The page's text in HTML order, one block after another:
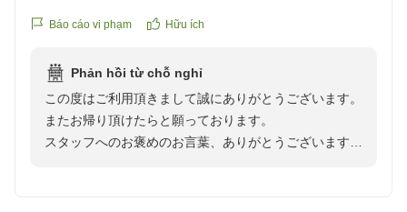
ただきました。
とても親切でした。
お部屋も広く、2部屋を仕切ることもできたので大人数で宿
泊しても過ごしやすかったです。
Báo cáo vi phạm Hữu ích
Phản hồi từ chỗ nghỉ
この度はご利用頂きまして誠にありがとうございます。
またお帰り頂けたらと願っております。
スタッフへのお褒めのお言葉、ありがとうございます。